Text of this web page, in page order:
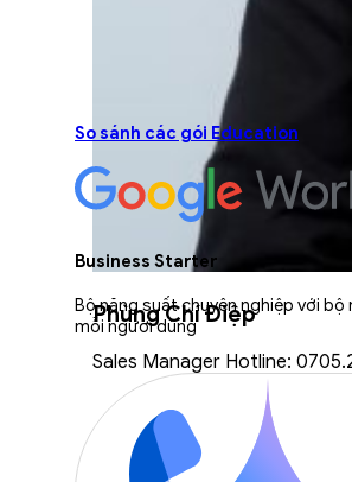
Phùng Chí Điệp
Sales Manager Hotline:
So sánh các gói Education
Business Starter
Bộ năng suất chuyên nghiệp với
mỗi người dùng